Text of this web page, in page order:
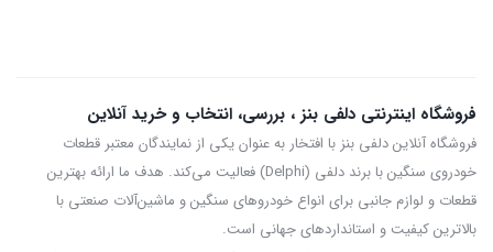
فروشگاه اینترنتی دلفی بنز ، بررسی، انتخاب و خرید آنلاین
فروشگاه آنلاین دلفی بنز با افتخار به عنوان یکی از نمایندگان معتبر قطعات
خودروی سنگین با برند دلفی (Delphi) فعالیت می‌کند. هدف ما ارائه بهترین
قطعات و لوازم جانبی برای انواع خودروهای سنگین و ماشین‌آلات صنعتی با
بالاترین کیفیت و استانداردهای جهانی است.